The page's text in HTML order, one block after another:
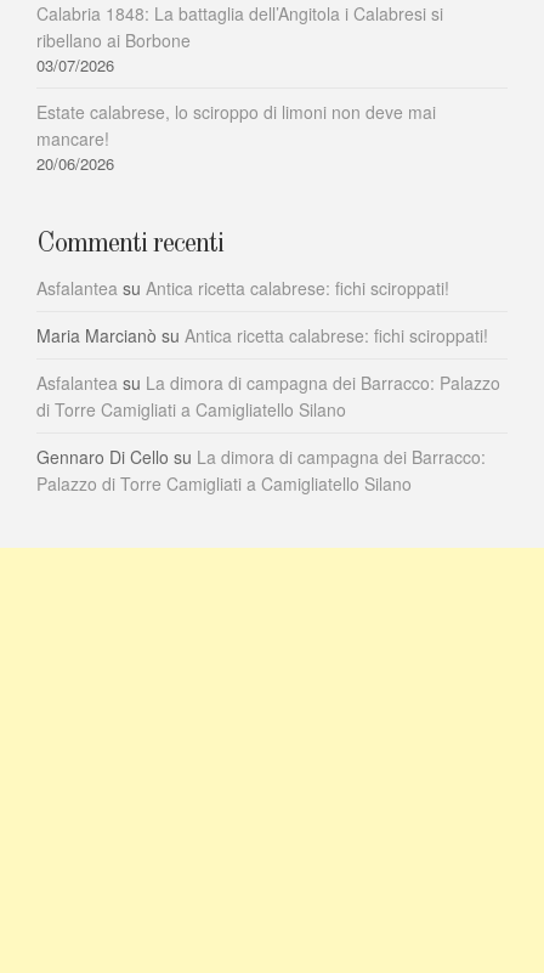
Calabria 1848: La battaglia dell’Angitola i Calabresi si
ribellano ai Borbone
03/07/2026
Estate calabrese, lo sciroppo di limoni non deve mai
mancare!
20/06/2026
Commenti recenti
Asfalantea su Antica ricetta calabrese: fichi sciroppati!
Maria Marcianò su Antica ricetta calabrese: fichi sciroppati!
Asfalantea su La dimora di campagna dei Barracco: Palazzo
di Torre Camigliati a Camigliatello Silano
Gennaro Di Cello su La dimora di campagna dei Barracco:
Palazzo di Torre Camigliati a Camigliatello Silano